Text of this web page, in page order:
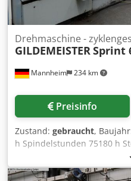
Mannheim 234 km
Drehmaschine -
GILDEMEISTERSprint
Preisinfo
Zustand: gebraucht,
h Spindelstunden 75180 h
Spannfutter-Durchmesser
Maschinengewicht ca. 8800